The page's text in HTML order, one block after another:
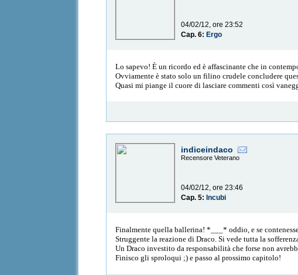
04/02/12, ore 23:52
Cap. 6: Ergo
Lo sapevo! È un ricordo ed è affascinante che in
Ovviamente è stato solo un filino crudele concludere
Quasi mi piange il cuore di lasciare commenti così
indiceindaco
Recensore Veterano
04/02/12, ore 23:46
Cap. 5: Incubi
Finalmente quella ballerina! *___* oddio, e se
Struggente la reazione di Draco. Si vede tutta la
Un Draco investito da responsabilità che forse non
Finisco gli sproloqui ;) e passo al prossimo capitolo!